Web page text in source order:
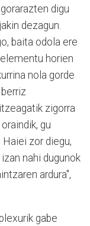
digu
dezagun.
baita odola ere
horien
nola gorde
zigorra
gu
zor diegu,
nahi dugunok
ardura",
gabe